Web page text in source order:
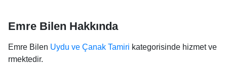
Emre Bilen Hakkında
Emre Bilen Uydu ve Çanak Tamiri kategorisinde hizmet ve
rmektedir.